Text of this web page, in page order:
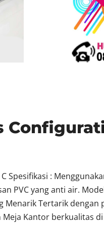
Spesifikasi :
PVC yang anti air.
Tertarik dengan
Kantor berkualitas di